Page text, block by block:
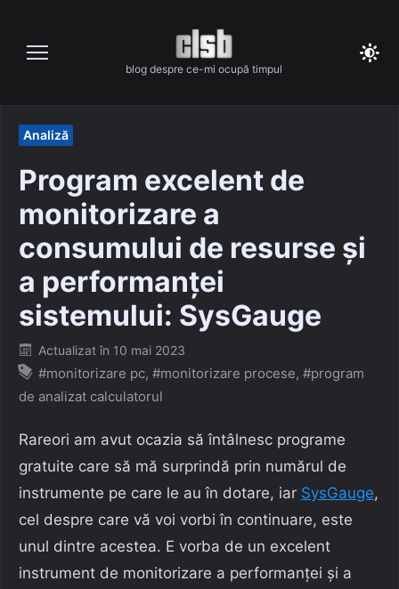
content
blog despre ce-mi ocupă timpul
Analiză
Program excelent de
monitorizare a
consumului de resurse și
a performanței
sistemului: SysGauge
Posted
on
Actualizat în 10 mai 2023
#monitorizare pc, #monitorizare procese, #program
de analizat calculatorul
Rareori am avut ocazia să întâlnesc programe
gratuite care să mă surprindă prin numărul de
instrumente pe care le au în dotare, iar SysGauge,
cel despre care vă voi vorbi în continuare, este
unul dintre acestea. E vorba de un excelent
instrument de monitorizare a performanței și a